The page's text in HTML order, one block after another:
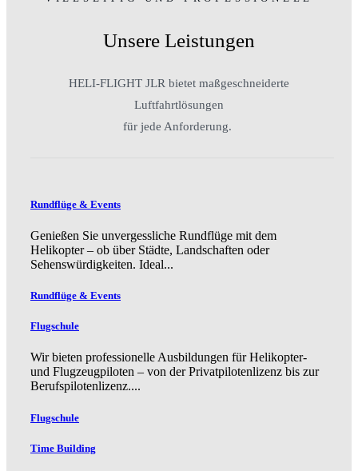
Unsere Leistungen
HELI-FLIGHT JLR bietet maßgeschneiderte
Luftfahrtlösungen
für jede Anforderung.
Rundflüge & Events
Genießen Sie unvergessliche Rundflüge mit dem
Helikopter – ob über Städte, Landschaften oder
Sehenswürdigkeiten. Ideal...
Rundflüge & Events
Flugschule
Wir bieten professionelle Ausbildungen für Helikopter-
und Flugzeugpiloten – von der Privatpilotenlizenz bis zur
Berufspilotenlizenz....
Flugschule
Time Building